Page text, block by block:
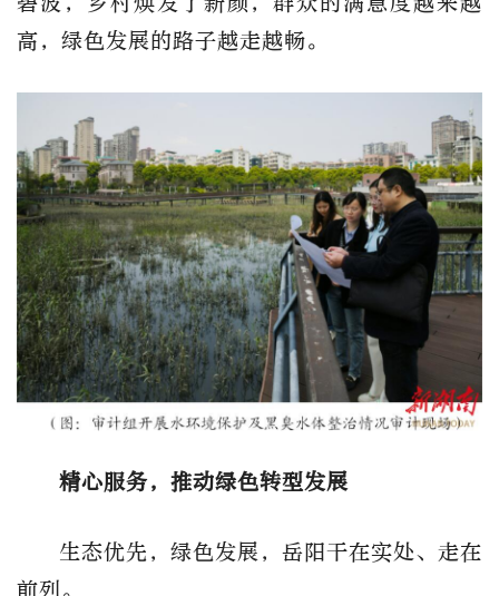
高，绿色发展的路子越走越畅。
精心服务，推动绿色转型发展
生态优先，绿色发展，岳阳干在实处、走在
前列。